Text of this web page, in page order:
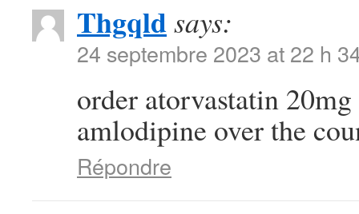
Thgqldsays:
24 septembre 2023 at 22 h
order atorvastatin
amlodipine over the
Répondre